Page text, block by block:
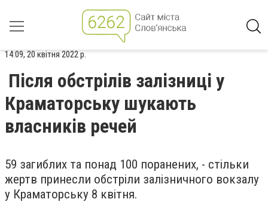
14:09, 20 квітня 2022 р.
Після обстрілів залізниці у
Краматорську шукають
власників речей
59 загиблих та понад 100 поранених, - стільки
жертв принесли обстріли залізничного вокзалу
у Краматорську 8 квітня.